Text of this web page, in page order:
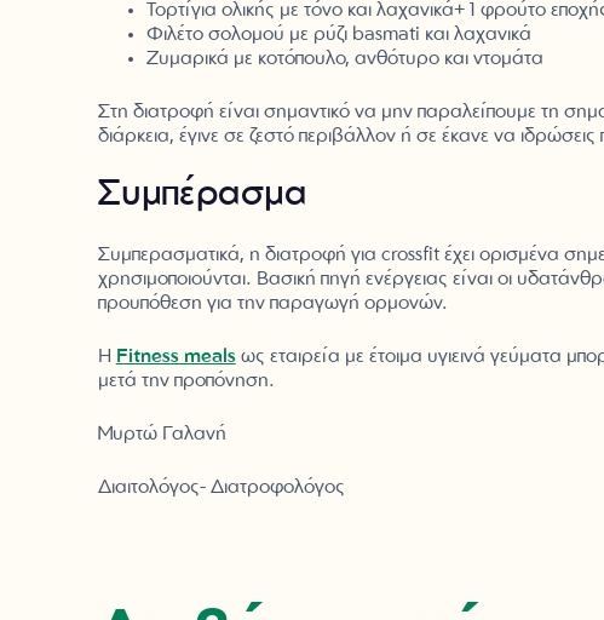
Τορτίγια ολικής με τόνο και λαχανικά+ 1 φρούτο
Φιλέτο σολομού με ρύζι basmati και λαχανικά
Ζυμαρικά με κοτόπουλο, ανθότυρο και ντομάτα
Στη διατροφή είναι σημαντικό να μην παραλείπουμε τη
διάρκεια, έγινε σε ζεστό περιβάλλον ή σε έκανε να ιδρώσεις
Συμπέρασμα
Συμπερασματικά, η διατροφή για crossfit έχει ορισμένα
χρησιμοποιούνται. Βασική πηγή ενέργειας είναι οι
προϋπόθεση για την παραγωγή ορμονών.
H Fitness mealsως εταιρεία με έτοιμα υγιεινά γεύματα
μετά την προπόνηση.
Μυρτώ Γαλανή
Διαιτολόγος- Διατροφολόγος